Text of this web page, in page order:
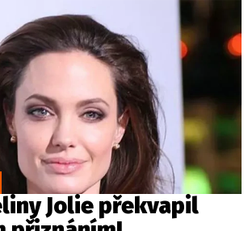
Jolie překvapil